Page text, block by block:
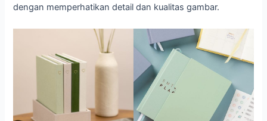
dengan memperhatikan detail dan kualitas gambar.